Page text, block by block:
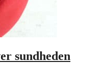
sundheden